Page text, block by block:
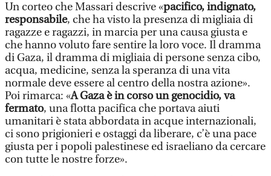
Un corteo che Massari descrive «pacifico, indignato,
responsabile, che ha visto la presenza di migliaia di
ragazze e ragazzi, in marcia per una causa giusta e
che hanno voluto fare sentire la loro voce. Il dramma
di Gaza, il dramma di migliaia di persone senza cibo,
acqua, medicine, senza la speranza di una vita
normale deve essere al centro della nostra azione».
Poi rimarca: «A Gaza è in corso un genocidio, va
fermato, una flotta pacifica che portava aiuti
umanitari è stata abbordata in acque internazionali,
ci sono prigionieri e ostaggi da liberare, c’è una pace
giusta per i popoli palestinese ed israeliano da cercare
con tutte le nostre forze».